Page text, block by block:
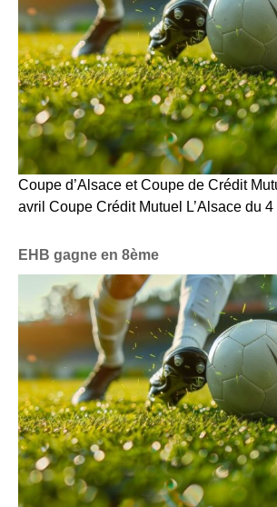
Coupe d’Alsace et Coupe de Crédit
avril Coupe Crédit Mutuel L’Alsace du 4
EHB gagne en 8ème